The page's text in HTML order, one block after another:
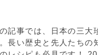
記事では、日本の三大
長い歴史と先人たちの